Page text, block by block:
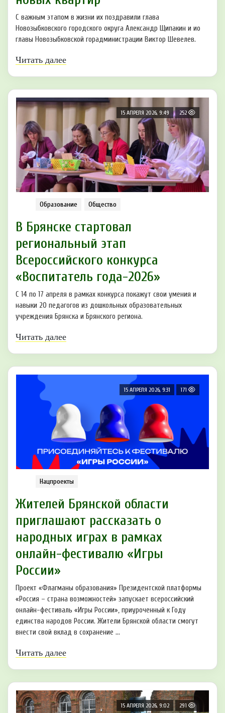
С важным этапом в жизни их поздравили глава
Новозыбковского городского округа Александр Щипакин и ио
главы Новозыбковской горадминистрации Виктор Шевелев.
Читать далее
15 АПРЕЛЯ 2026, 9:49 252
Образование Общество
В Брянске стартовал
региональный этап
Всероссийского конкурса
«Воспитатель года-2026»
С 14 по 17 апреля в рамках конкурса покажут свои умения и
навыки 20 педагогов из дошкольных образовательных
учреждения Брянска и Брянского региона.
Читать далее
15 АПРЕЛЯ 2026, 9:31 171
Нацпроекты
Жителей Брянской области
приглашают рассказать о
народных играх в рамках
онлайн-фестивалю «Игры
России»
Проект «Флагманы образования» Президентской платформы
«Россия – страна возможностей» запускает всероссийский
онлайн-фестиваль «Игры России», приуроченный к Году
единства народов России. Жители Брянской области смогут
внести свой вклад в сохранение ...
Читать далее
15 АПРЕЛЯ 2026, 9:02 291